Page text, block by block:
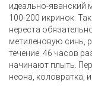
идеально-яванский
100-200 икринок.
нереста
метиленовую синь,
течение 46 часов
начинают плыть.
неона, коловратка,